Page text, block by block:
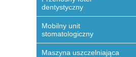
dentystyczny
Mobilny unit
stomatologiczny
Maszyna uszczelniająca